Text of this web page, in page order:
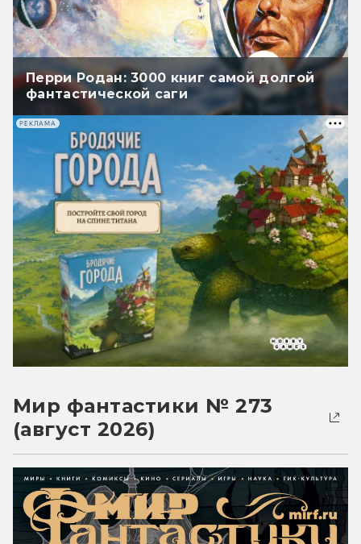
Перри Родан: 3000 книг самой долгой
фантастической саги
РЕКЛАМА
Мир фантастики № 273
(август 2026)